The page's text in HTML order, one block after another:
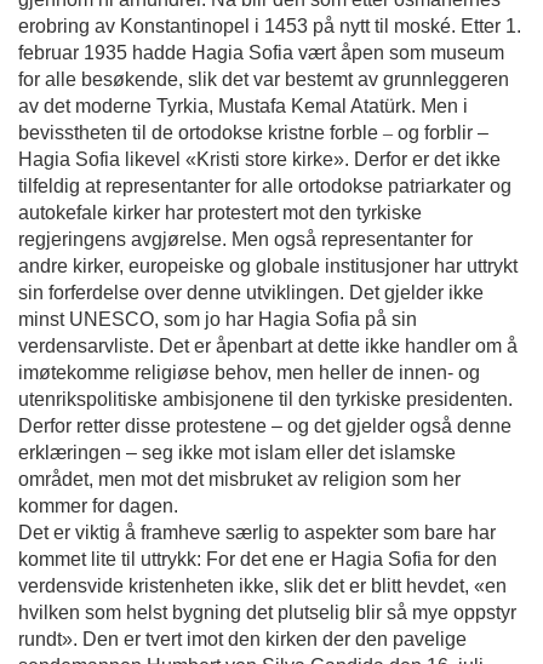
erobring av Konstantinopel i 1453 på nytt til moské. Etter 1.
februar 1935 hadde Hagia Sofia vært åpen som museum
for alle besøkende, slik det var bestemt av grunnleggeren
av det moderne Tyrkia, Mustafa Kemal Atatürk. Men i
bevisstheten til de ortodokse kristne forble – og forblir –
Hagia Sofia likevel «Kristi store kirke». Derfor er det ikke
tilfeldig at representanter for alle ortodokse patriarkater og
autokefale kirker har protestert mot den tyrkiske
regjeringens avgjørelse. Men også representanter for
andre kirker, europeiske og globale institusjoner har uttrykt
sin forferdelse over denne utviklingen. Det gjelder ikke
minst UNESCO, som jo har Hagia Sofia på sin
verdensarvliste. Det er åpenbart at dette ikke handler om å
imøtekomme religiøse behov, men heller de innen- og
utenrikspolitiske ambisjonene til den tyrkiske presidenten.
Derfor retter disse protestene – og det gjelder også denne
erklæringen – seg ikke mot islam eller det islamske
området, men mot det misbruket av religion som her
kommer for dagen.
Det er viktig å framheve særlig to aspekter som bare har
kommet lite til uttrykk: For det ene er Hagia Sofia for den
verdensvide kristenheten ikke, slik det er blitt hevdet, «en
hvilken som helst bygning det plutselig blir så mye oppstyr
rundt». Den er tvert imot den kirken der den pavelige